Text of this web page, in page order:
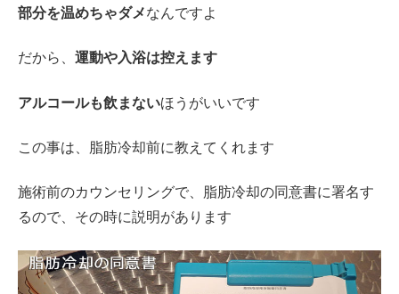
部分を温めちゃダメなんですよ
だから、 運動や入浴は控えます
アルコールも飲まないほうがいいです
この事は、脂肪冷却前に教えてくれます
施術前のカウンセリングで、脂肪冷却の同意書に署名す
るので、その時に説明があります